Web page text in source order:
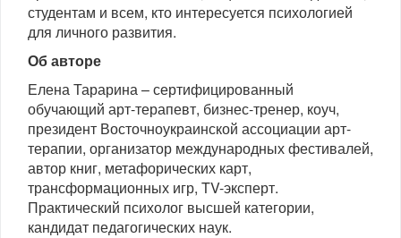
студентам и всем, кто интересуется психологией
для личного развития.
Об авторе
Елена Тарарина – сертифицированный
обучающий арт-терапевт, бизнес-тренер, коуч,
президент Восточноукраинской ассоциации арт-
терапии, организатор международных фестивалей,
автор книг, метафорических карт,
трансформационных игр, TV-эксперт.
Практический психолог высшей категории,
кандидат педагогических наук.